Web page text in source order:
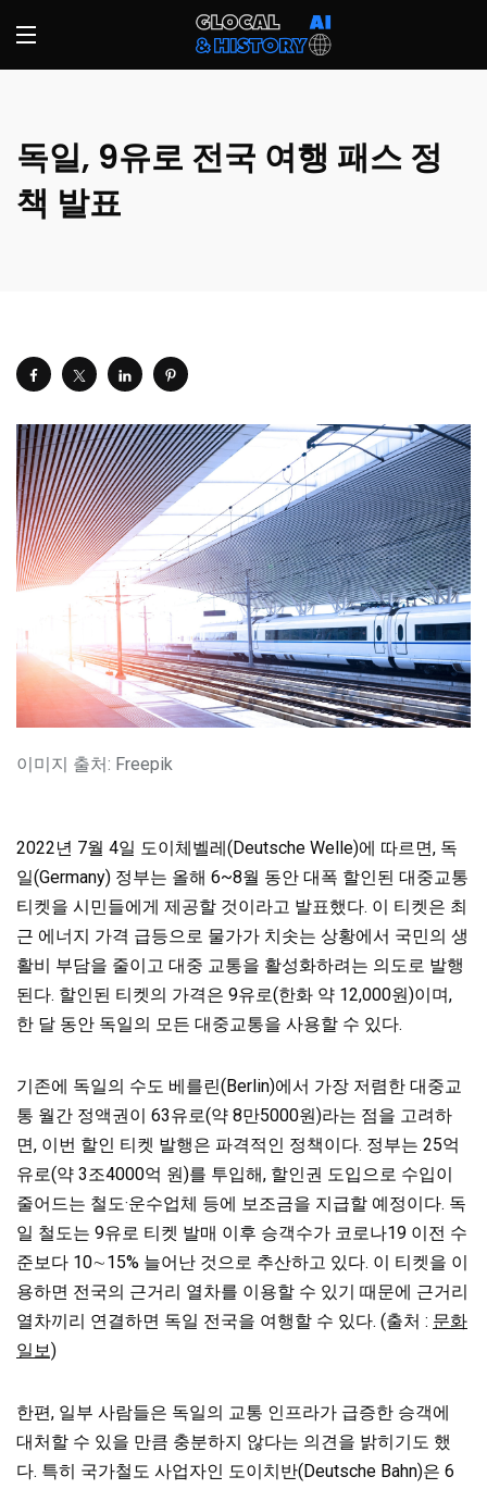
독일, 9유로 전국 여행 패스 정
책 발표
이미지 출처: Freepik
2022년 7월 4일 도이체벨레(Deutsche Welle)에 따르면, 독
일(Germany) 정부는 올해 6~8월 동안 대폭 할인된 대중교통
티켓을 시민들에게 제공할 것이라고 발표했다. 이 티켓은 최
근 에너지 가격 급등으로 물가가 치솟는 상황에서 국민의 생
활비 부담을 줄이고 대중 교통을 활성화하려는 의도로 발행
된다. 할인된 티켓의 가격은 9유로(한화 약 12,000원)이며,
한 달 동안 독일의 모든 대중교통을 사용할 수 있다.
기존에 독일의 수도 베를린(Berlin)에서 가장 저렴한 대중교
통 월간 정액권이 63유로(약 8만5000원)라는 점을 고려하
면, 이번 할인 티켓 발행은 파격적인 정책이다. 정부는 25억
유로(약 3조4000억 원)를 투입해, 할인권 도입으로 수입이
줄어드는 철도·운수업체 등에 보조금을 지급할 예정이다. 독
일 철도는 9유로 티켓 발매 이후 승객수가 코로나19 이전 수
준보다 10∼15% 늘어난 것으로 추산하고 있다. 이 티켓을 이
용하면 전국의 근거리 열차를 이용할 수 있기 때문에 근거리
열차끼리 연결하면 독일 전국을 여행할 수 있다. (출처 : 문화
일보)
한편, 일부 사람들은 독일의 교통 인프라가 급증한 승객에
대처할 수 있을 만큼 충분하지 않다는 의견을 밝히기도 했
다. 특히 국가철도 사업자인 도이치반(Deutsche Bahn)은 6